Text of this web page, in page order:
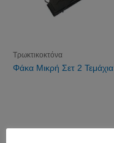
Τρωκτικοκτόνα
Φάκα Μικρή Σετ 2 Τεμάχια